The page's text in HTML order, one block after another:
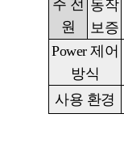
주 전
원
동작
보증
Power 제어
방식
사용 환경